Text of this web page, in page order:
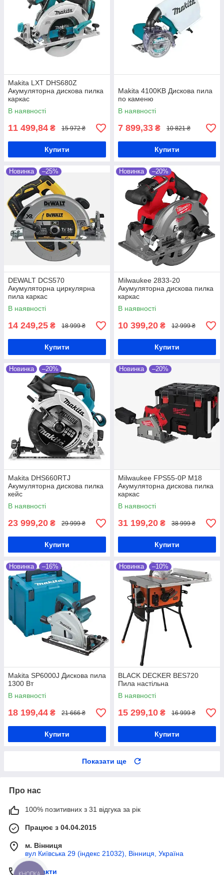
Makita LXT DHS680Z
Акумуляторна дискова пилка
каркас
В наявності
11 499,84 ₴ 15 972 ₴
Купити
Makita 4100KB Дискова пила
по каменю
В наявності
7 899,33 ₴ 10 821 ₴
Купити
Новинка –25%
DEWALT DCS570
Акумуляторна циркулярна
пила каркас
В наявності
14 249,25 ₴ 18 999 ₴
Купити
Новинка –20%
Milwaukee 2833-20
Акумуляторна дискова пилка
каркас
В наявності
10 399,20 ₴ 12 999 ₴
Купити
Новинка –20%
Makita DHS660RTJ
Акумуляторна дискова пилка
кейс
В наявності
23 999,20 ₴ 29 999 ₴
Купити
Новинка –20%
Milwaukee FPS55-0P M18
Акумуляторна дискова пилка
каркас
В наявності
31 199,20 ₴ 38 999 ₴
Купити
Новинка –16%
Makita SP6000J Дискова пила
1300 Вт
В наявності
18 199,44 ₴ 21 666 ₴
Купити
Новинка –10%
BLACK DECKER BES720
Пила настільна
В наявності
15 299,10 ₴ 16 999 ₴
Купити
Показати ще
Про нас
100% позитивних з 31 відгука за рік
Працює з 04.04.2015
м. Вінниця
вул Київська 29 (індекс 21032), Вінниця, Україна
Контакти